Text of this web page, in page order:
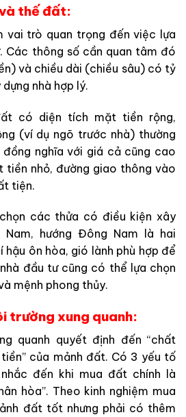
thế đất:
vai trò quan trọng đến việc lựa
Các thông số cần quan tâm đó
và chiều dài (chiều sâu) có tỷ
nhà hợp lý.
có diện tích mặt tiền rộng,
(ví dụ ngõ trước nhà) thường
nghĩa với giá cả cũng cao
tiền nhỏ, đường giao thông vào
tiện.
các thửa có điều kiện xây
Nam, hướng Đông Nam là hai
hậu ôn hòa, gió lành phù hợp để
đầu tư cũng có thể lựa chọn
mệnh phong thủy.
trường xung quanh:
quanh quyết định đến “chất
tiền” của mảnh đất. Có 3 yếu tố
đến khi mua đất chính là
hòa”. Theo kinh nghiệm mua
đất tốt nhưng phải có thêm